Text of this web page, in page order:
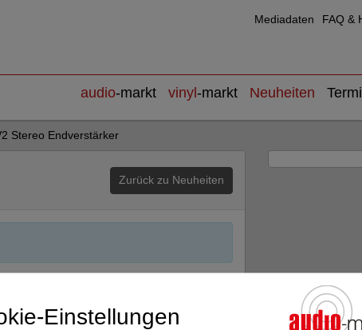
Mediadaten FAQ &
audio-markt vinyl -markt Neuheiten
Stereo Endverstärker
Zurück zu Neuheiten
Einstellungen